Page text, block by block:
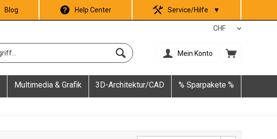
Blog Help Center Service/Hilfe ▼
Mein Konto
Multimedia & Grafik 3D-Architektur/CAD % Sparpakete %